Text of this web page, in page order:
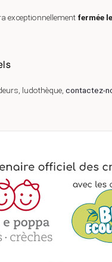
exceptionnellement fermée
ludothèque, contactez-